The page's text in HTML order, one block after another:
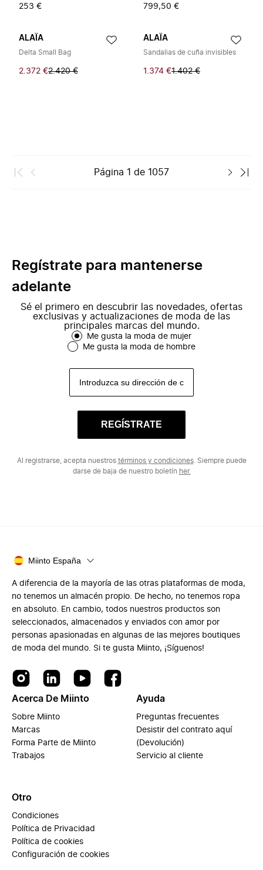
253 € 799,50 €
ALAÏA
Delta Small Bag
2.372 €2.420 €
ALAÏA
Sandalias de cuña invisibles
1.374 €1.402 €
Página 1 de 1057
Regístrate para mantenerse
adelante
Sé el primero en descubrir las novedades, ofertas
exclusivas y actualizaciones de moda de las
principales marcas del mundo.
Me gusta la moda de mujer
Me gusta la moda de hombre
REGÍSTRATE
Al registrarse, acepta nuestros términos y condiciones. Siempre puede
darse de baja de nuestro boletín her.
Miinto España
A diferencia de la mayoría de las otras plataformas de moda,
no tenemos un almacén propio. De hecho, no tenemos ropa
en absoluto. En cambio, todos nuestros productos son
seleccionados, almacenados y enviados con amor por
personas apasionadas en algunas de las mejores boutiques
de moda del mundo. Si te gusta Miinto, ¡Síguenos!
Acerca De Miinto
Sobre Miinto
Marcas
Forma Parte de Miinto
Trabajos
Ayuda
Preguntas frecuentes
Desistir del contrato aquí
(Devolución)
Servicio al cliente
Otro
Condiciones
Política de Privacidad
Política de cookies
Configuración de cookies